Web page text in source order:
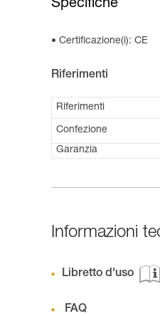
Specifiche
Certificazione(i): CE
Riferimenti
Riferimenti
Confezione
Garanzia
Informazioni
Libretto d'uso
FAQ